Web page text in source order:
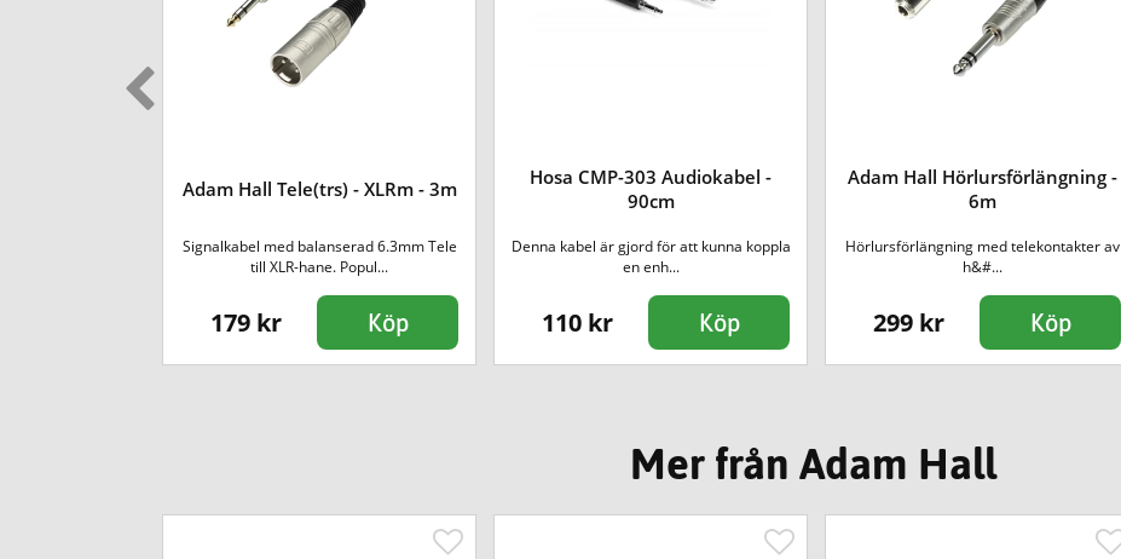
Adam Hall Tele(trs) - XLRm - 3m
Signalkabel med balanserad 6.3mm Tele
till XLR-hane. Popul...
179 kr Köp
Hosa CMP-303 Audiokabel -
90cm
Denna kabel är gjord för att kunna koppla
en enh...
110 kr Köp
Adam Hall Hörlursförlängning -
6m
Hörlursförlängning med telekontakter av
h&#...
299 kr Köp
Mer från Adam Hall